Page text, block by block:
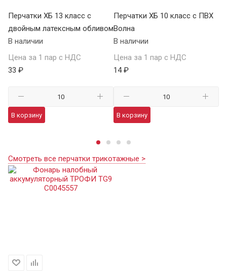
Перчатки ХБ 13 класс с
двойным латексным обливом
В наличии
Цена за 1 пар с НДС
33 ₽
В корзину
Перчатки ХБ 10 класс с ПВХ
Волна
В наличии
Цена за 1 пар с НДС
14 ₽
В корзину
Смотреть все перчатки трикотажные >